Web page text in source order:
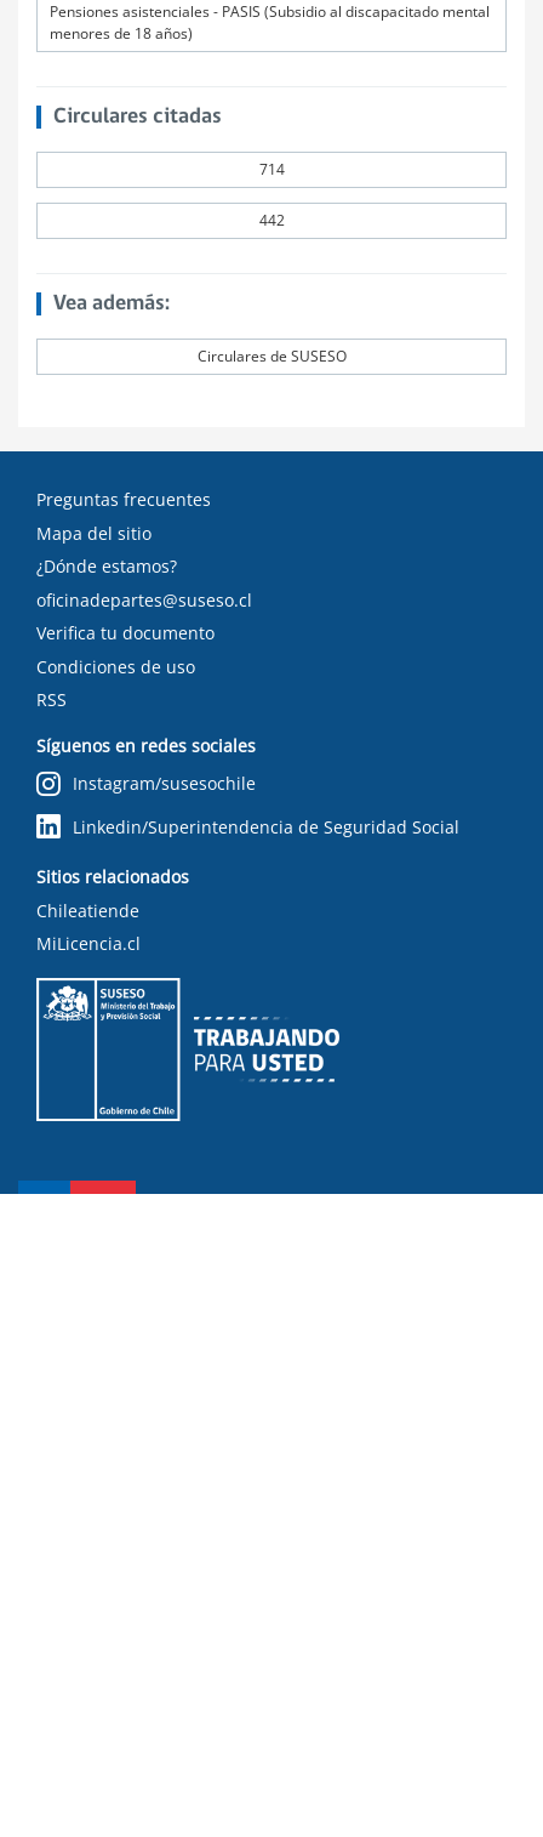
Pensiones asistenciales - PASIS (Subsidio al discapacitado mental
menores de 18 años)
Circulares citadas
714
442
Vea además:
Circulares de SUSESO
Preguntas frecuentes
Mapa del sitio
¿Dónde estamos?
oficinadepartes@suseso.cl
Verifica tu documento
Condiciones de uso
RSS
Síguenos en redes sociales
Instagram/susesochile
Linkedin/Superintendencia de Seguridad Social
Sitios relacionados
Chileatiende
MiLicencia.cl